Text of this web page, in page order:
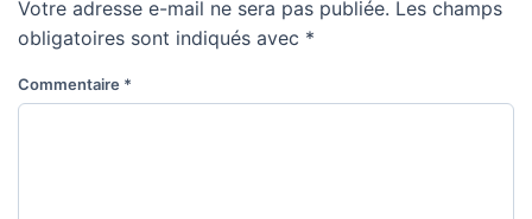
Votre adresse e-mail ne sera pas publiée. Les champs
obligatoires sont indiqués avec *
Commentaire *